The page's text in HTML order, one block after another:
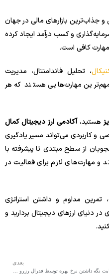
و جذاب‌ترین بازارهای مالی در جهان
و کسب درآمد ایجاد کرده
کافی است.
، تحلیل فاندامنتال، مدیریت
مهارت‌هایی هستند که هر
هستید،آکادمی ارز دیجیتال کمال
و کاربردی می‌تواند مسیر یادگیری
از سطح مبتدی تا پیشرفته با
و مهارت‌های لازم برای فعالیت در
مداوم و داشتن استراتژی
دنیای ارزهای دیجیتال بردارید و
بعدی